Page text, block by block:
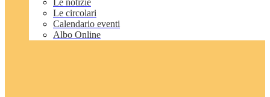
Le notizie
Le circolari
Calendario eventi
Albo Online